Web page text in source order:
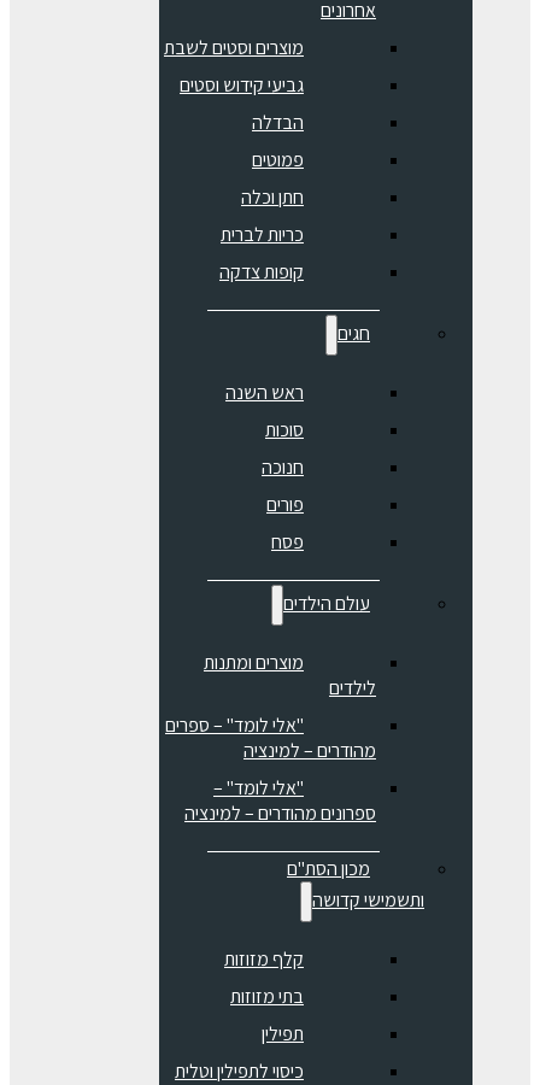
אחרונים
מוצרים וסטים לשבת
גביעי קידוש וסטים
הבדלה
פמוטים
חתן וכלה
כריות לברית
קופות צדקה
חגים
ראש השנה
סוכות
חנוכה
פורים
פסח
עולם הילדים
מוצרים ומתנות
לילדים
"אלי לומד" – ספרים
מהודרים – למינציה
"אלי לומד" –
ספרונים מהודרים – למינציה
מכון הסת"ם
ותשמישי קדושה
קלף מזוזות
בתי מזוזות
תפילין
כיסוי לתפילין וטלית